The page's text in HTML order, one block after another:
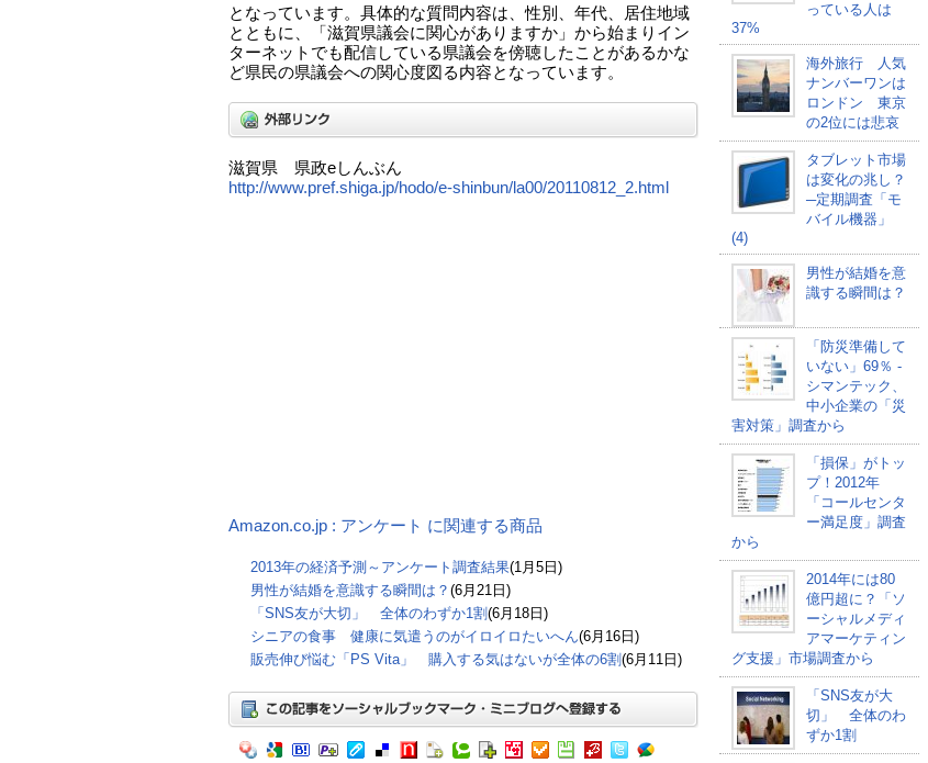
となっています。具体的な質問内容は、性別、年代、居住地域
とともに、「滋賀県議会に関心がありますか」から始まりイン
ターネットでも配信している県議会を傍聴したことがあるかな
ど県民の県議会への関心度図る内容となっています。
滋賀県 県政eしんぶん
http://www.pref.shiga.jp/hodo/e-shinbun/la00/20110812_2.html
Amazon.co.jp : アンケート に関連する商品
2013年の経済予測～アンケート調査結果(1月5日)
男性が結婚を意識する瞬間は？ (6月21日)
「SNS友が大切」 全体のわずか1割(6月18日)
シニアの食事 健康に気遣うのがイロイロたいへん(6月16日)
販売伸び悩む「PS Vita」 購入する気はないが全体の6割(6月11日)
っている人は
37%
海外旅行 人気
ナンバーワンは
ロンドン 東京
の2位には悲哀
タブレット市場
は変化の兆し？
─定期調査「モ
バイル機器」
(4)
男性が結婚を意
識する瞬間は？
「防災準備して
いない」69％ -
シマンテック、
中小企業の「災
害対策」調査から
「損保」がトッ
プ！2012年
「コールセンタ
ー満足度」調査
から
2014年には80
億円超に？「ソ
ーシャルメディ
アマーケティン
グ支援」市場調査から
「SNS友が大
切」 全体のわ
ずか1割